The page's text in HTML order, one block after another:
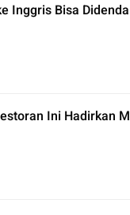
Inggris Bisa
Ini Hadirkan